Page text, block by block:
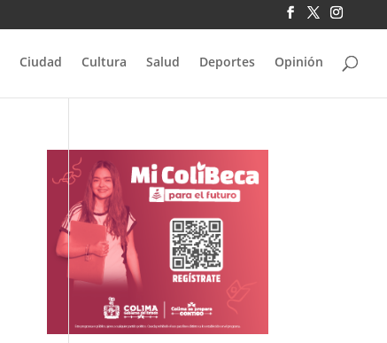
Ciudad Cultura Salud Deportes Opinión